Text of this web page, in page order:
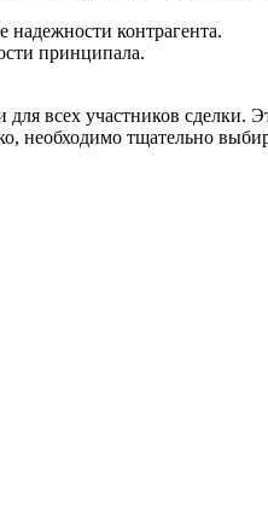
надежности контрагента.
принципала.
всех участников сделки.
необходимо тщательно